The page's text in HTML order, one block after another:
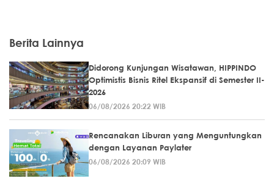
Berita Lainnya
Didorong Kunjungan Wisatawan, HIPPINDO
Optimistis Bisnis Ritel Ekspansif di Semester II-
2026
06/08/2026 20:22 WIB
Rencanakan Liburan yang Menguntungkan
dengan Layanan Paylater
06/08/2026 20:09 WIB